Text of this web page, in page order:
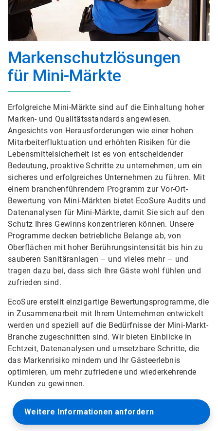
Markenschutzlösungen
für Mini-Märkte
Erfolgreiche Mini-Märkte sind auf die Einhaltung hoher
Marken- und Qualitätsstandards angewiesen.
Angesichts von Herausforderungen wie einer hohen
Mitarbeiterfluktuation und erhöhten Risiken für die
Lebensmittelsicherheit ist es von entscheidender
Bedeutung, proaktive Schritte zu unternehmen, um ein
sicheres und erfolgreiches Unternehmen zu führen. Mit
einem branchenführendem Programm zur Vor-Ort-
Bewertung von Mini-Märkten bietet EcoSure Audits und
Datenanalysen für Mini-Märkte, damit Sie sich auf den
Schutz Ihres Gewinns konzentrieren können. Unsere
Programme decken betriebliche Belange ab, von
Oberflächen mit hoher Berührungsintensität bis hin zu
sauberen Sanitäranlagen – und vieles mehr – und
tragen dazu bei, dass sich Ihre Gäste wohl fühlen und
zufrieden sind.
EcoSure erstellt einzigartige Bewertungsprogramme, die
in Zusammenarbeit mit Ihrem Unternehmen entwickelt
werden und speziell auf die Bedürfnisse der Mini-Markt-
Branche zugeschnitten sind. Wir bieten Einblicke in
Echtzeit, Datenanalysen und umsetzbare Schritte, die
das Markenrisiko mindern und Ihr Gästeerlebnis
optimieren, um mehr zufriedene und wiederkehrende
Kunden zu gewinnen.
Weitere Informationen anfordern